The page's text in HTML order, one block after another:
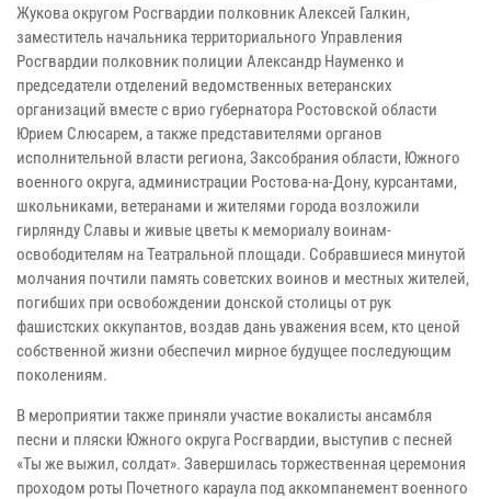
Жукова округом Росгвардии полковник Алексей Галкин,
заместитель начальника территориального Управления
Росгвардии полковник полиции Александр Науменко и
председатели отделений ведомственных ветеранских
организаций вместе с врио губернатора Ростовской области
Юрием Слюсарем, а также представителями органов
исполнительной власти региона, Заксобрания области, Южного
военного округа, администрации Ростова-на-Дону, курсантами,
школьниками, ветеранами и жителями города возложили
гирлянду Славы и живые цветы к мемориалу воинам-
освободителям на Театральной площади. Собравшиеся минутой
молчания почтили память советских воинов и местных жителей,
погибших при освобождении донской столицы от рук
фашистских оккупантов, воздав дань уважения всем, кто ценой
собственной жизни обеспечил мирное будущее последующим
поколениям.
В мероприятии также приняли участие вокалисты ансамбля
песни и пляски Южного округа Росгвардии, выступив с песней
«Ты же выжил, солдат». Завершилась торжественная церемония
проходом роты Почетного караула под аккомпанемент военного